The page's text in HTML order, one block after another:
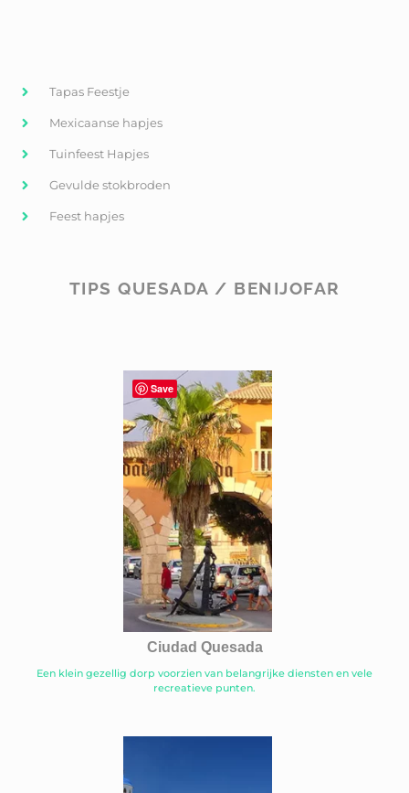
Tapas Feestje
Mexicaanse hapjes
Tuinfeest Hapjes
Gevulde stokbroden
Feest hapjes
TIPS QUESADA / BENIJOFAR
Ciudad Quesada
Een klein gezellig dorp voorzien van belangrijke diensten en vele
recreatieve punten.
Save